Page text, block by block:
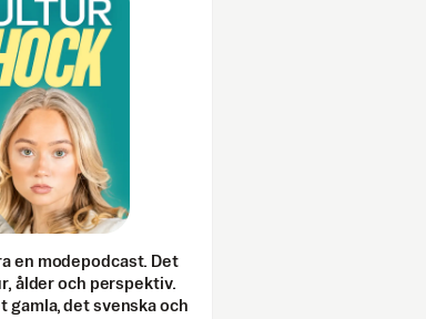
en modepodcast. Det
ålder och perspektiv.
gamla, det svenska och